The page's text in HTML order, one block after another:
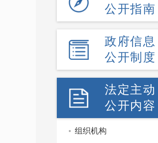
公开指南
政府信息
公开制度
法定主动
公开内容
组织机构